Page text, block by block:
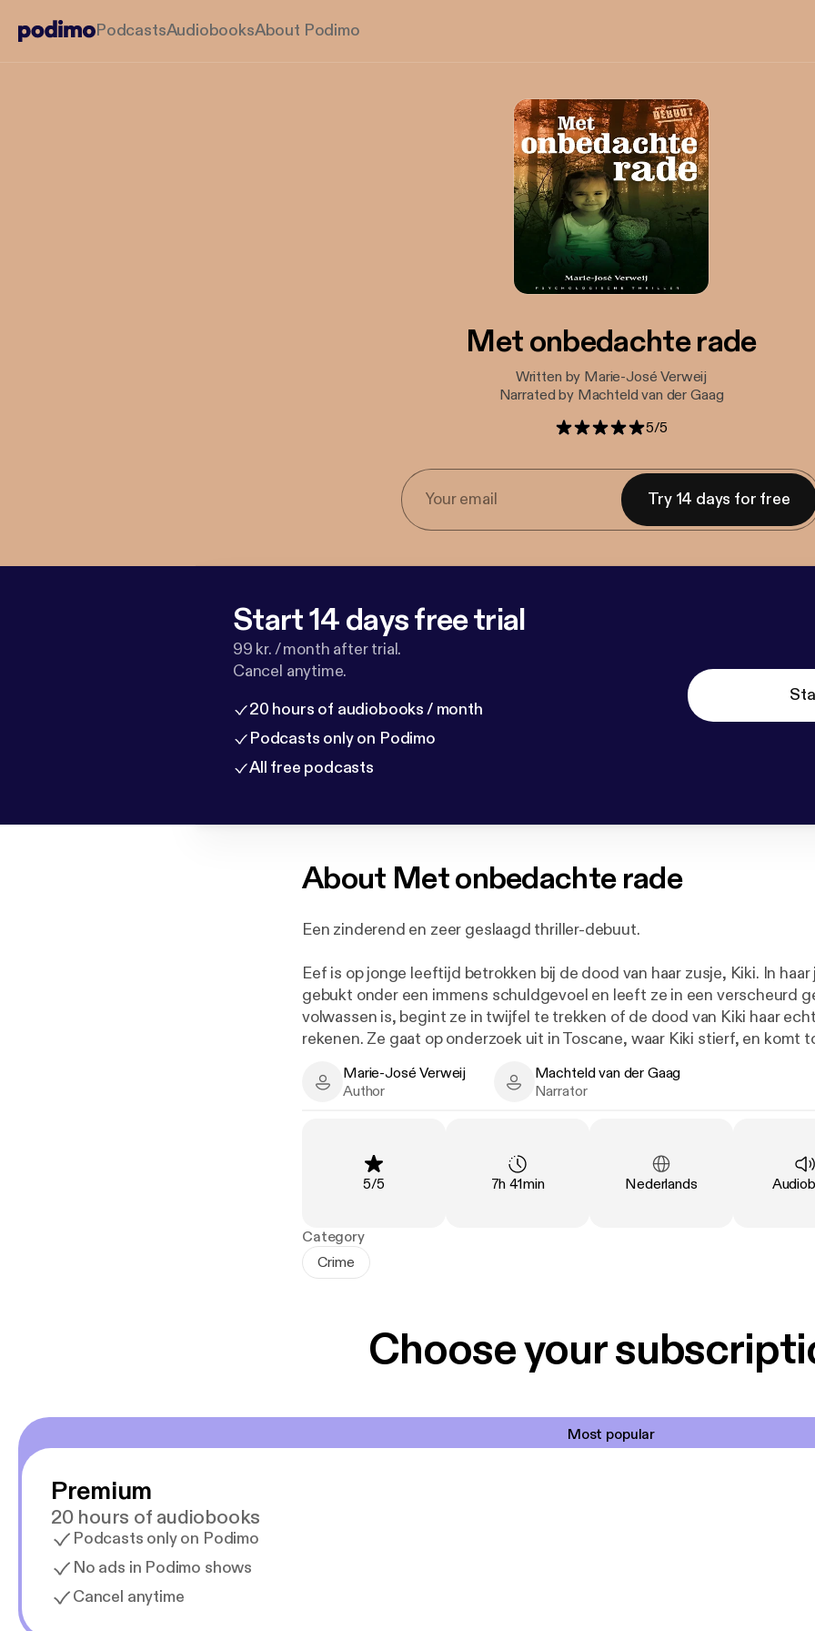
PodcastsAudiobooksAbout Podimo
Met onbedachte rade
Written by Marie-José Verweij
Narrated by Machteld van der Gaag
5/5
Try 14 days for free
Start 14 days free trial
99 kr. / month after trial.
Cancel anytime.
20 hours of audiobooks / month
Podcasts only on Podimo
All free podcasts
About Met onbedachte rade
Een zinderend en zeer geslaagd thriller-debuut.
Eef is op jonge leeftijd betrokken bij de dood van haar zusje, Kiki. In
gebukt onder een immens schuldgevoel en leeft ze in een verscheurd
volwassen is, begint ze in twijfel te trekken of de dood van Kiki haar
rekenen. Ze gaat op onderzoek uit in Toscane, waar Kiki stierf, en komt
Marie-José Verweij - Author
Marie-José Verweij
Author
Machteld van der Gaag - Narrator
Machteld van der Gaag
Narrator
Rating
5/5 Duration:
7h 41min Language:
Nederlands Type:
Category
Crime
Choose your
Most popular
Premium
20 hours of audiobooks
Podcasts only on Podimo
No ads in Podimo shows
Cancel anytime